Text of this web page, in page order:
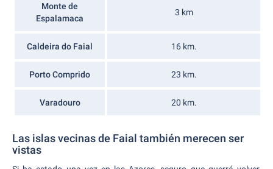
Monte de
Espalamaca
3 km
Caldeira do Faial 16 km.
Porto Comprido 23 km.
Varadouro 20 km.
Las islas vecinas de Faial también merecen ser
vistas